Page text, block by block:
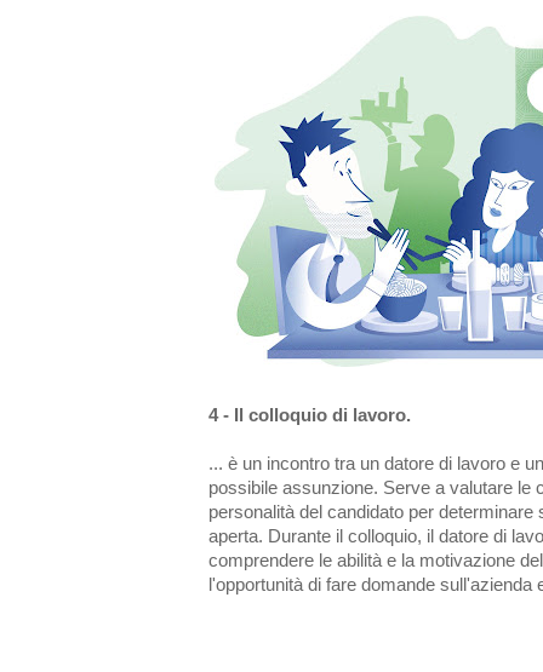
4 - Il colloquio di lavoro.
... è un incontro tra un datore di lavoro e
possibile assunzione. Serve a valutare le
personalità del candidato per determinare
aperta. Durante il colloquio, il datore di
comprendere le abilità e la motivazione
l'opportunità di fare domande sull'azienda